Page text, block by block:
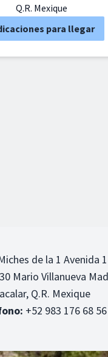
Q.R. Mexique
para llegar
de la 1 Avenida
Mario Villanueva
Q.R. Mexique
+52 983 176 68 56